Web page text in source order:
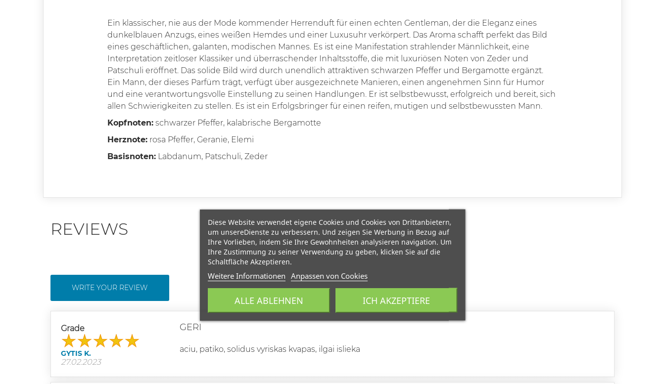
Ein klassischer, nie aus der Mode kommender Herrenduft für einen echten Gentleman, der die Eleganz eines
dunkelblauen Anzugs, eines weißen Hemdes und einer Luxusuhr verkörpert. Das Aroma schafft perfekt das Bild
eines geschäftlichen, galanten, modischen Mannes. Es ist eine Manifestation strahlender Männlichkeit, eine
Interpretation zeitloser Klassiker und überraschender Inhaltsstoffe, die mit luxuriösen Noten von Zeder und
Patschuli eröffnet. Das solide Bild wird durch unendlich attraktiven schwarzen Pfeffer und Bergamotte ergänzt.
Ein Mann, der dieses Parfüm trägt, verfügt über ausgezeichnete Manieren, einen angenehmen Sinn für Humor
und eine verantwortungsvolle Einstellung zu seinen Handlungen. Er ist selbstbewusst, erfolgreich und bereit, sich
allen Schwierigkeiten zu stellen. Es ist ein Erfolgsbringer für einen reifen, mutigen und selbstbewussten Mann.
Kopfnoten: schwarzer Pfeffer, kalabrische Bergamotte
Herznote: rosa Pfeffer, Geranie, Elemi
Basisnoten: Labdanum, Patschuli, Zeder
REVIEWS
WRITE YOUR REVIEW
Grade
GYTIS K.
27.02.2023
GERI
aciu, patiko, solidus vyriskas kvapas, ilgai islieka
Diese Website verwendet eigene Cookies und Cookies von Drittanbietern,
um unsereDienste zu verbessern. Und zeigen Sie Werbung in Bezug auf
Ihre Vorlieben, indem Sie Ihre Gewohnheiten analysieren navigation. Um
Ihre Zustimmung zu seiner Verwendung zu geben, klicken Sie auf die
Schaltfläche Akzeptieren.
Weitere Informationen Anpassen von Cookies
ALLE ABLEHNEN ICH AKZEPTIERE